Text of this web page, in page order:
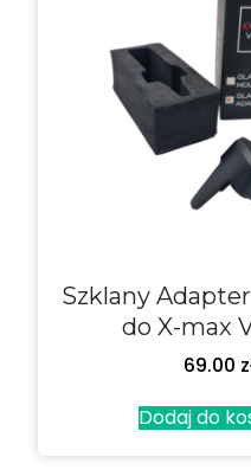
Szklany
do X-max
69.00
Dodaj do